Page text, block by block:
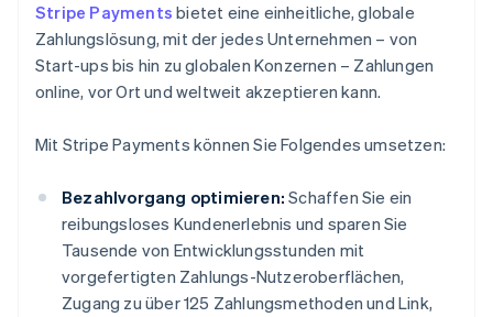
Stripe Payments bietet eine einheitliche, globale
Zahlungslösung, mit der jedes Unternehmen – von
Start-ups bis hin zu globalen Konzernen – Zahlungen
online, vor Ort und weltweit akzeptieren kann.
Mit Stripe Payments können Sie Folgendes umsetzen:
Bezahlvorgang optimieren: Schaffen Sie ein
reibungsloses Kundenerlebnis und sparen Sie
Tausende von Entwicklungsstunden mit
vorgefertigten Zahlungs-Nutzeroberflächen,
Zugang zu über 125 Zahlungsmethoden und Link,